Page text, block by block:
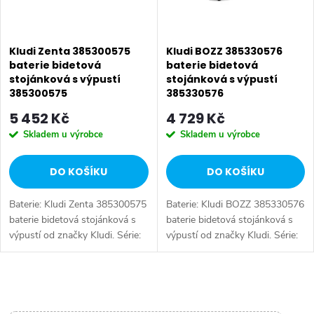
p
r
o
d
u
k
t
ů
p
r
o
d
u
k
t
Kludi Zenta 385300575
baterie bidetová
stojánková s výpustí
385300575
5 452 Kč
Skladem u výrobce
DO KOŠÍKU
Baterie: Kludi Zenta 385300575
baterie bidetová stojánková s
výpustí od značky Kludi. Série:
Zenta. Typ baterie: Bidetová
Kludi BOZZ 385330576
baterie bidetová
stojánková s výpustí
385330576
4 729 Kč
Skladem u výrobce
DO KOŠÍKU
Baterie: Kludi BOZZ 385330576
baterie bidetová stojánková s
výpustí od značky Kludi. Série:
Bozz. Typ baterie: Bidetová